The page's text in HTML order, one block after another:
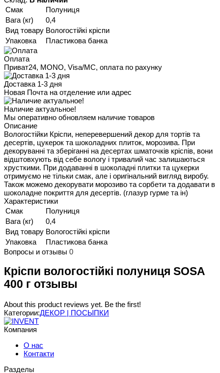
Смак
Полуниця
Вага (кг)
0,4
Вид товару Вологостійкі кріспи
Упаковка
Пластикова банка
Оплата
Приват24, MONO, Visa/MC, оплата по рахунку
Доставка 1-3 дня
Новая Почта на отделение или адрес
Наличие актуальное!
Мы оперативно обновляем наличие товаров
Описание
Вологостійки Кріспи, неперевершений декор для тортів та
десертів, цукерок та шоколадних плиток, морозива. При
декоруванні та зберіганні на десертах шматочків кріспів, вони
відштовхують від себе вологу і тривалий час залишаються
хрусткими. При додаванні в шоколадні плитки та цукерки
отримуємо не тільки смак, але і оригінальний вигляд виробу.
Також можемо декорувати морозиво та сорбети та додавати в
шоколадне покриття для десертів. (глазур гурме та ін)
Характеристики
Смак
Полуниця
Вага (кг)
0,4
Вид товару Вологостійкі кріспи
Упаковка
Пластикова банка
Вопросы и отзывы 0
Кріспи вологостійкі полуниця SOSA
400 г отзывы
About this product reviews yet. Be the first!
Категории:ДЕКОР | ПОСЫПКИ
Компания
О нас
Контакти
Разделы